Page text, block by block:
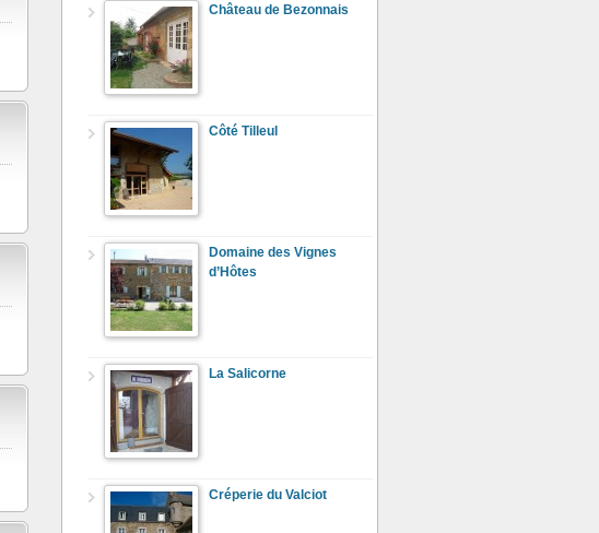
Château de Bezonnais
Côté Tilleul
Domaine des Vignes
d’Hôtes
La Salicorne
Créperie du Valciot